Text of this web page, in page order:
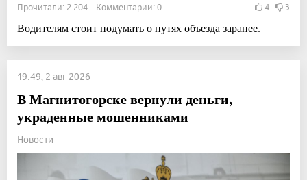
Прочитали: 2 204 Комментарии: 0 4 3
Водителям стоит подумать о путях объезда заранее.
19:49, 2 авг 2026
В Магнитогорске вернули деньги,
украденные мошенниками
Новости